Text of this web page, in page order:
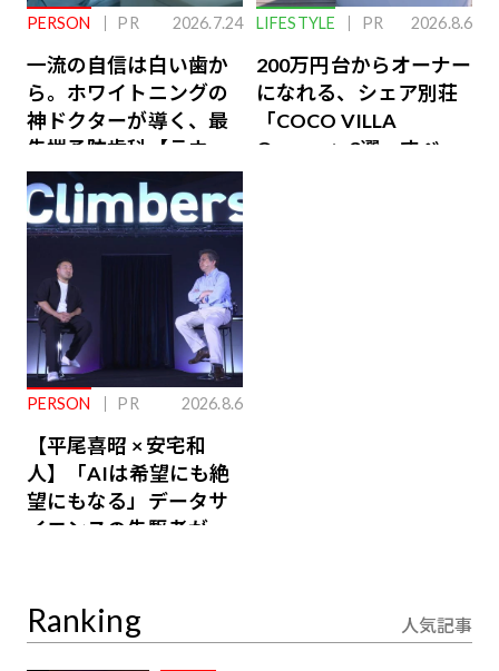
PERSON PR 2026.7.24
一流の自信は白い歯か
ら。ホワイトニングの
神ドクターが導く、最
先端予防歯科【ラウン
ジ会員特典あり】
LIFESTYLE PR 2026.8.6
200万円台からオーナー
になれる、シェア別荘
「COCO VILLA
Owners」3選。すべて
PERSON PR 2026.8.6
【平尾喜昭 × 安宅和
人】「AIは希望にも絶
望にもなる」データサ
イエンスの先駆者が語
Ranking 人気記事